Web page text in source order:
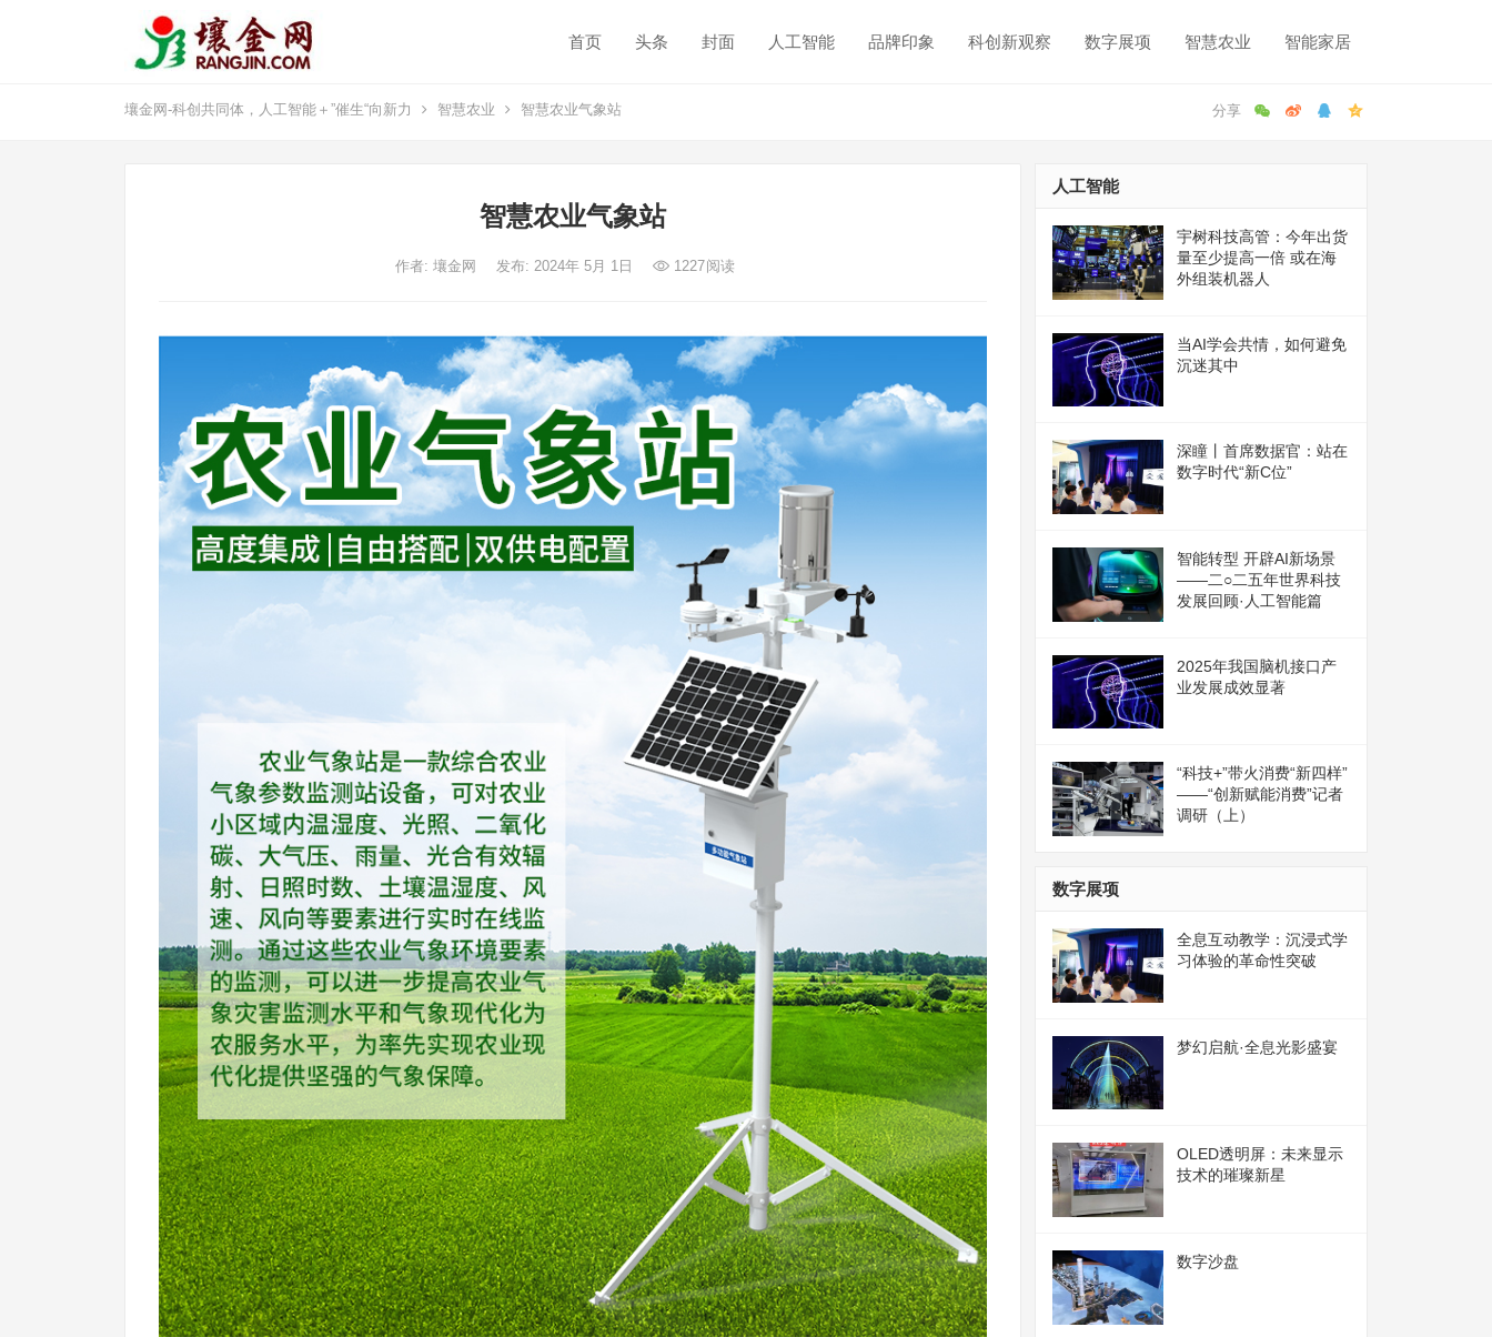
首页 头条 封面 人工智能 品牌印象 科创新观察 数字展项 智慧农业 智能家居
壤金网-科创共同体，人工智能＋”催生“向新力 智慧农业 智慧农业气象站
智慧农业气象站
作者: 壤金网 发布: 2024年 5月 1日 1227阅读
人工智能
宇树科技高管：今年出货
量至少提高一倍 或在海
外组装机器人
当AI学会共情，如何避免
沉迷其中
深瞳丨首席数据官：站在
数字时代“新C位”
智能转型 开辟AI新场景
——二○二五年世界科技
发展回顾·人工智能篇
2025年我国脑机接口产
业发展成效显著
“科技+”带火消费“新四样”
——“创新赋能消费”记者
调研（上）
数字展项
全息互动教学：沉浸式学
习体验的革命性突破
梦幻启航·全息光影盛宴
OLED透明屏：未来显示
技术的璀璨新星
数字沙盘